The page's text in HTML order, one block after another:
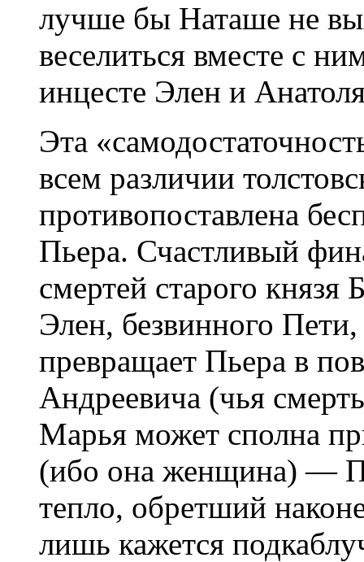
лучше бы Наташе не
веселиться вместе с
инцесте Элен и
Эта
всем различии
противопоставлена
Пьера. Счастливый
смертей старого князя
Элен, безвинного
превращает Пьера в
Андреевича (чья
Марья может сполна
(ибо она женщина) —
тепло, обретший
лишь кажется